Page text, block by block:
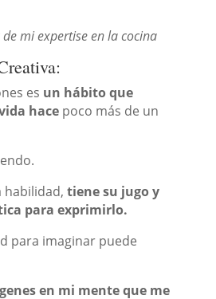
de mi expertise en la cocina
es un hábito que
hace poco más de un
habilidad, tiene su jugo y
para exprimirlo.
para imaginar puede
en mi mente que me